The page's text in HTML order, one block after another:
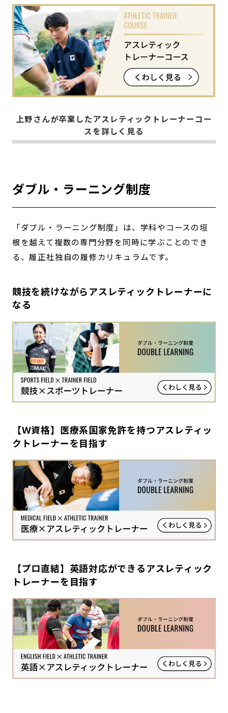
上野さんが卒業したアスレティックトレーナーコー
スを詳しく見る
ダブル・ラーニング制度
「ダブル・ラーニング制度」は、学科やコースの垣
根を越えて複数の専門分野を同時に学ぶことのでき
る、履正社独自の履修カリキュラムです。
競技を続けながらアスレティックトレーナーに
なる
【Ｗ資格】医療系国家免許を持つアスレティッ
クトレーナーを目指す
【プロ直結】英語対応ができるアスレティック
トレーナーを目指す